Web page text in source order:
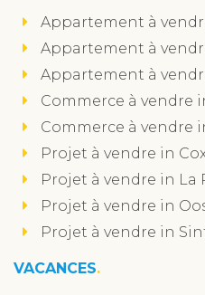
Appartement à
Appartement à
Appartement à
Commerce à vendre
Commerce à vendre
Projet à vendre in
Projet à vendre in La
Projet à vendre in
Projet à vendre in
VACANCES